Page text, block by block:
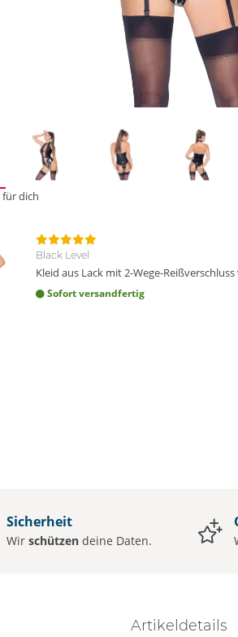
für dich
Black Level
Kleid aus Lack mit 2-Wege-
Sofort versandfertig
Sicherheit
Wir schützendeine Daten.
Artikeldetails